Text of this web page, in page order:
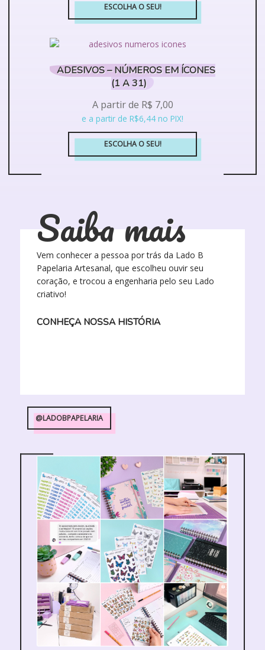
escolhidas
na
do
ESCOLHA O SEU!
Este
produto
várias
variantes.
As
opções
podem
ser
escolhidas
na
ADESIVOS – NÚMEROS EM ÍCONES
(1 A 31)
A partir de R$ 7,00
e a partir de R$6,44 no PIX!
ESCOLHA O SEU!
Este
As
opções
podem
ser
escolhidas
do
Saiba mais
Vem conhecer a pessoa por trás da Lado B
Papelaria Artesanal, que escolheu ouvir seu
coração, e trocou a engenharia pelo seu Lado
criativo!
CONHEÇA NOSSA HISTÓRIA
@LADOBPAPELARIA